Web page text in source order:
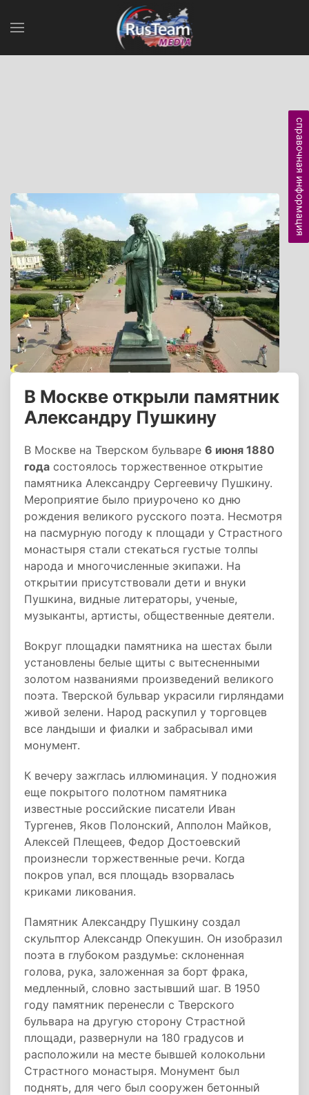
В Москве открыли памятник
Александру Пушкину
В Москве на Тверском бульваре 6 июня 1880
года состоялось торжественное открытие
памятника Александру Сергеевичу Пушкину.
Мероприятие было приурочено ко дню
рождения великого русского поэта. Несмотря
на пасмурную погоду к площади у Страстного
монастыря стали стекаться густые толпы
народа и многочисленные экипажи. На
открытии присутствовали дети и внуки
Пушкина, видные литераторы, ученые,
музыканты, артисты, общественные деятели.
Вокруг площадки памятника на шестах были
установлены белые щиты с вытесненными
золотом названиями произведений великого
поэта. Тверской бульвар украсили гирляндами
живой зелени. Народ раскупил у торговцев
все ландыши и фиалки и забрасывал ими
монумент.
К вечеру зажглась иллюминация. У подножия
еще покрытого полотном памятника
известные российские писатели Иван
Тургенев, Яков Полонский, Апполон Майков,
Алексей Плещеев, Федор Достоевский
произнесли торжественные речи. Когда
покров упал, вся площадь взорвалась
криками ликования.
Памятник Александру Пушкину создал
скульптор Александр Опекушин. Он изобразил
поэта в глубоком раздумье: склоненная
голова, рука, заложенная за борт фрака,
медленный, словно застывший шаг. В 1950
году памятник перенесли с Тверского
бульвара на другую сторону Страстной
площади, развернули на 180 градусов и
расположили на месте бывшей колокольни
Страстного монастыря. Монумент был
поднять, для чего был сооружен бетонный
справочная информация